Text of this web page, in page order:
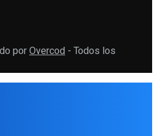
porOvercod - Todos los